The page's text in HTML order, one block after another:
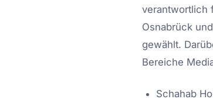
verantwortlich
Osnabrück
gewählt.
Bereiche
Schahab